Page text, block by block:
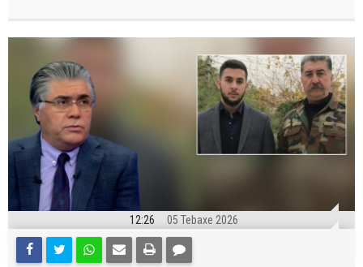
12:26 05 Tebaxe 2026